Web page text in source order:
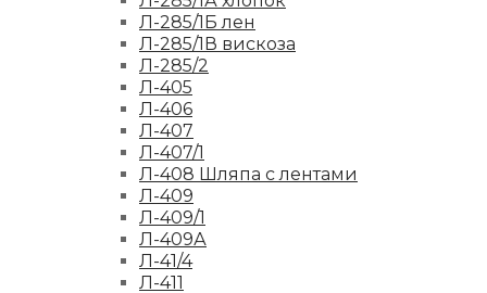
Л-285/1Б лен
Л-285/1В вискоза
Л-285/2
Л-405
Л-406
Л-407
Л-407/1
Л-408 Шляпа с лентами
Л-409
Л-409/1
Л-409А
Л-41/4
Л-411